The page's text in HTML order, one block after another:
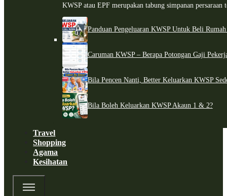
KWSP atau EPF merupakan tabung simpanan persaraan
Panduan Pengeluaran KWSP Untuk Beli
Caruman KWSP – Berapa Potongan Gaji
Bila Pencen Nanti, Better Keluarkan KWSP
Bila Boleh Keluarkan KWSP Akaun 1 & 2?
Travel
Shopping
Agama
Kesihatan